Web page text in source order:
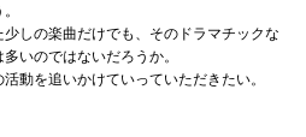
しの楽曲だけでも、そのドラマチックな
いのではないだろうか。
動を追いかけていっていただきたい。